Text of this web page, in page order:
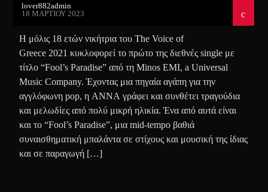
lover882admin
18 ΜΑΡΤΊΟΥ 2023
Η μόλις 18 ετών νικήτρια του The Voice of
Greece 2021 κυκλοφορεί το πρώτο της διεθνές single με
τίτλο “Fool’s Paradise” από τη Minos EMI, a Universal
Music Company. Έχοντας μια πηγαία αγάπη για την
αγγλόφωνη pop, η ANNA γράφει και συνθέτει τραγούδια
και μελωδίες από πολύ μικρή ηλικία. Ένα από αυτά είναι
και το “Fool’s Paradise”, μια mid-tempo βαθιά
συναισθηματική μπαλάντα σε στίχους και μουσική της ίδιας
και σε παραγωγή […]